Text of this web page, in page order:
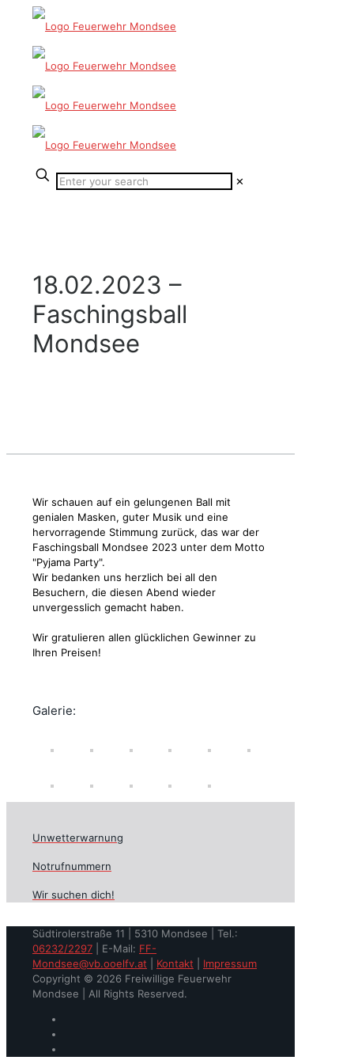
✕
18.02.2023 –
Faschingsball
Mondsee
Wir schauen auf ein gelungenen Ball mit
genialen Masken, guter Musik und eine
hervorragende Stimmung zurück, das war der
Faschingsball Mondsee 2023 unter dem Motto
"Pyjama Party".
Wir bedanken uns herzlich bei all den
Besuchern, die diesen Abend wieder
unvergesslich gemacht haben.
Wir gratulieren allen glücklichen Gewinner zu
Ihren Preisen!
Galerie:
Unwetterwarnung
Notrufnummern
Wir suchen dich!
Südtirolerstraße 11 | 5310 Mondsee | Tel.:
06232/2297 | E-Mail: FF-
Mondsee@vb.ooelfv.at
Kontakt
Impressum
Copyright © 2026 Freiwillige Feuerwehr
Mondsee | All Rights Reserved.